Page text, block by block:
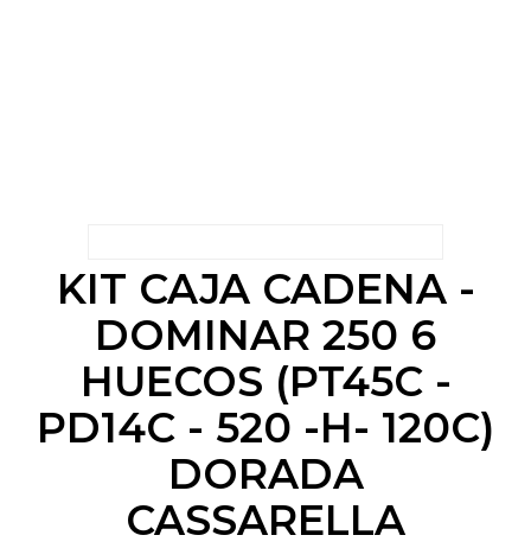
KIT CAJA CADENA -
DOMINAR 250 6
HUECOS (PT45C -
PD14C - 520 -H- 120C)
DORADA
CASSARELLA